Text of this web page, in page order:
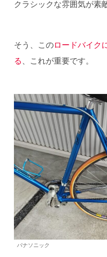
クラシックな雰囲気が素
そう、このロードバイク
る
、これが重要です。
パナソニック